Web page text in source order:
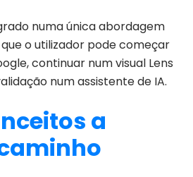
numa única abordagem
o utilizador pode começar
continuar num visual Lens
num assistente de IA.
a